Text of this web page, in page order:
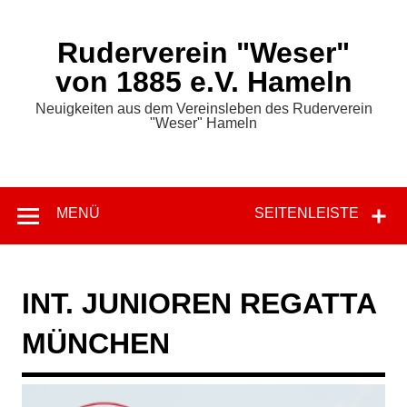
Ruderverein "Weser"
von 1885 e.V. Hameln
Neuigkeiten aus dem Vereinsleben des Ruderverein
"Weser" Hameln
SEITENLEISTE
MENÜ
INT. JUNIOREN REGATTA
MÜNCHEN